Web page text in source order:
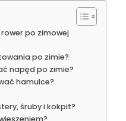
po zimowej
po zimie?
napęd po zimie?
hamulce?
śruby i kokpit?